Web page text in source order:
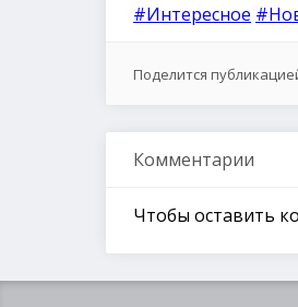
#Интересное
Поделится
Комментарии
Чтобы оставить